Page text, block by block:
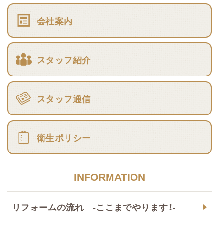
会社案内
スタッフ紹介
スタッフ通信
衛生ポリシー
INFORMATION
リフォームの流れ -ここまでやります！-